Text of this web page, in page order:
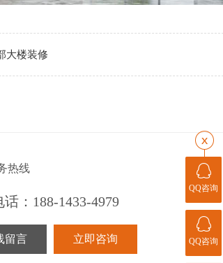
大楼装修
热线
： 188-1433-4979
留言 立即咨询
QQ咨询
QQ咨询